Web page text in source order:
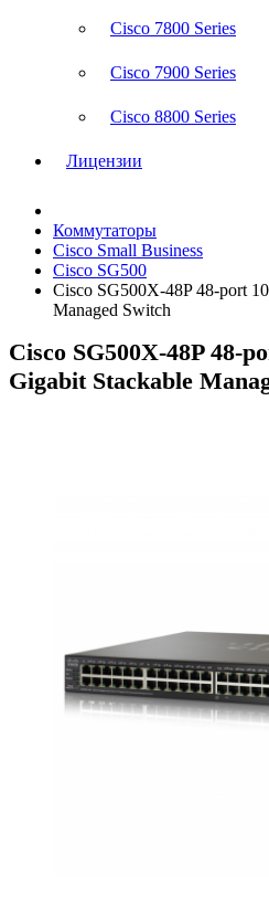
Cisco 7800 Series
Cisco 7900 Series
Cisco 8800 Series
Лицензии
Коммутаторы
Cisco Small Business
Cisco SG500
Cisco SG500X-48P 48-port
Managed Switch
Cisco SG500X-48P 48-
Gigabit Stackable